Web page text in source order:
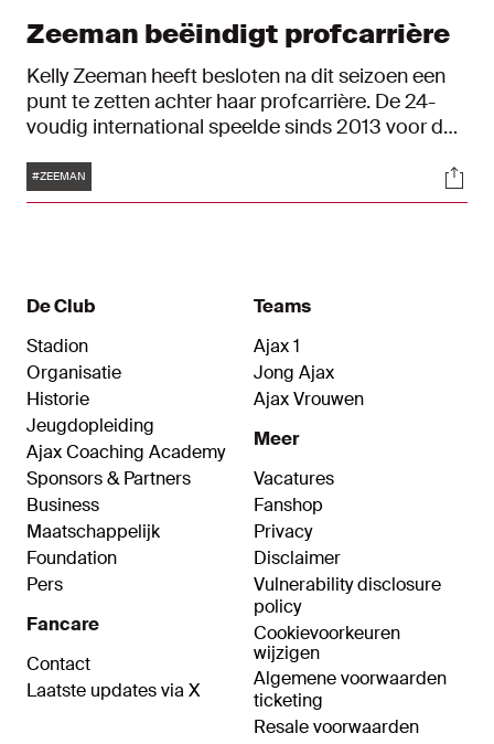
Zeeman beëindigt profcarrière
Kelly Zeeman heeft besloten na dit seizoen een
punt te zetten achter haar profcarrière. De 24-
voudig international speelde sinds 2013 voor de
wedstrijden waarin ze 22 scoorde. Zeeman werd
tot dusver twee keer landskampioen, veroverde
Tags
#ZEEMAN
De Club
Stadion
Organisatie
Historie
Jeugdopleiding
Ajax Coaching Academy
Sponsors & Partners
Business
Maatschappelijk
Foundation
Pers
Fancare
Contact
Laatste updates via X
Teams
Ajax 1
Jong Ajax
Ajax Vrouwen
Meer
Vacatures
Fanshop
Privacy
Disclaimer
Vulnerability disclosure
policy
Cookievoorkeuren
wijzigen
Algemene voorwaarden
ticketing
Resale voorwaarden